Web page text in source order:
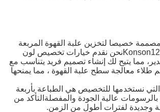
خصيصا لتخزين علبة القهوة المربعة
مع رقم الطراز Konson1268نحن نقدم خيارات تخصيص لون
مما يتيح لك إنشاء تصميم فريد يتناسب مع
طلاء معالجة سطح علبة القهوة ، مما يمنحها
التي نستخدمها للتخصيص هي الطباعة بأربعة
عالية الجودة والمفصلةالتأكد من
وجديدة لفترات أطول من الزمن.